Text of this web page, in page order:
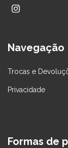
Navegação
Trocas e
Privacidade
Formas de